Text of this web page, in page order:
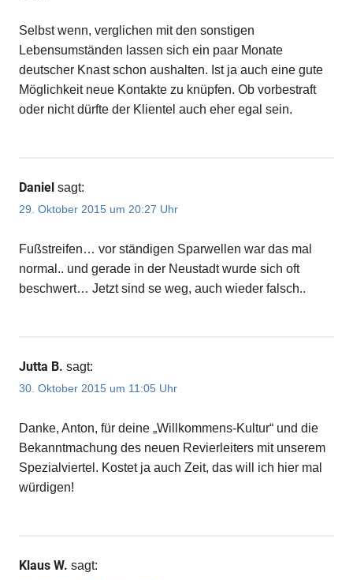
Selbst wenn, verglichen mit den sonstigen
Lebensumständen lassen sich ein paar Monate
deutscher Knast schon aushalten. Ist ja auch eine gute
Möglichkeit neue Kontakte zu knüpfen. Ob vorbestraft
oder nicht dürfte der Klientel auch eher egal sein.
Daniel sagt:
29. Oktober 2015 um 20:27 Uhr
Fußstreifen… vor ständigen Sparwellen war das mal
normal.. und gerade in der Neustadt wurde sich oft
beschwert… Jetzt sind se weg, auch wieder falsch..
Jutta B. sagt:
30. Oktober 2015 um 11:05 Uhr
Danke, Anton, für deine „Willkommens-Kultur“ und die
Bekanntmachung des neuen Revierleiters mit unserem
Spezialviertel. Kostet ja auch Zeit, das will ich hier mal
würdigen!
Klaus W. sagt: